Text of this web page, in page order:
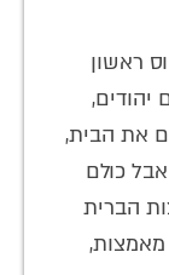
ראשון
ונערים יהודים,
את הבית,
כולם
הברית
מאמצות,